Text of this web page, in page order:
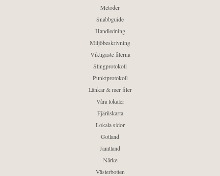
Metoder
Snabbguide
Handledning
Miljöbeskrivning
Viktigaste filerna
Slingprotokoll
Punktprotokoll
Länkar & mer filer
Våra lokaler
Fjärilskarta
Lokala sidor
Gotland
Jämtland
Närke
Västerbotten